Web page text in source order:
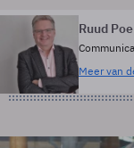
Ruud
Meer van